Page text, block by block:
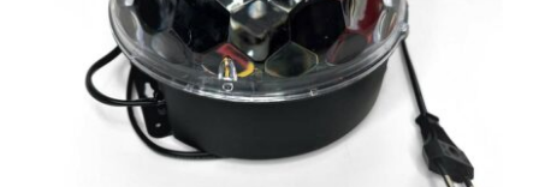
Lichteffekt JB Systems LED Diamond II